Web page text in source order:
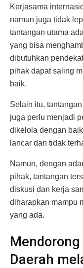
Kerjasama
namun juga tidak
tantangan utama
yang bisa
dibutuhkan
pihak dapat saling
baik.
Selain itu,
juga perlu menjadi
dikelola dengan
lancar dan tidak
Namun, dengan
pihak, tantangan
diskusi dan kerja
diharapkan mampu
yang ada.
Daerah